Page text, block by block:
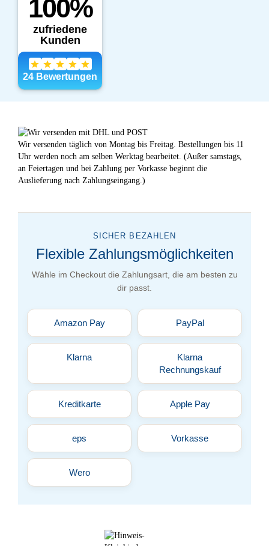
Wir versenden täglich von Montag bis Freitag. Bestellungen bis 11
Uhr werden noch am selben Werktag bearbeitet. (Außer samstags,
an Feiertagen und bei Zahlung per Vorkasse beginnt die
Auslieferung nach Zahlungseingang.)
SICHER BEZAHLEN
Flexible Zahlungsmöglichkeiten
Wähle im Checkout die Zahlungsart, die am besten zu
dir passt.
Amazon Pay PayPal
Klarna
Klarna
Rechnungskauf
Kreditkarte Apple Pay
eps Vorkasse
Wero